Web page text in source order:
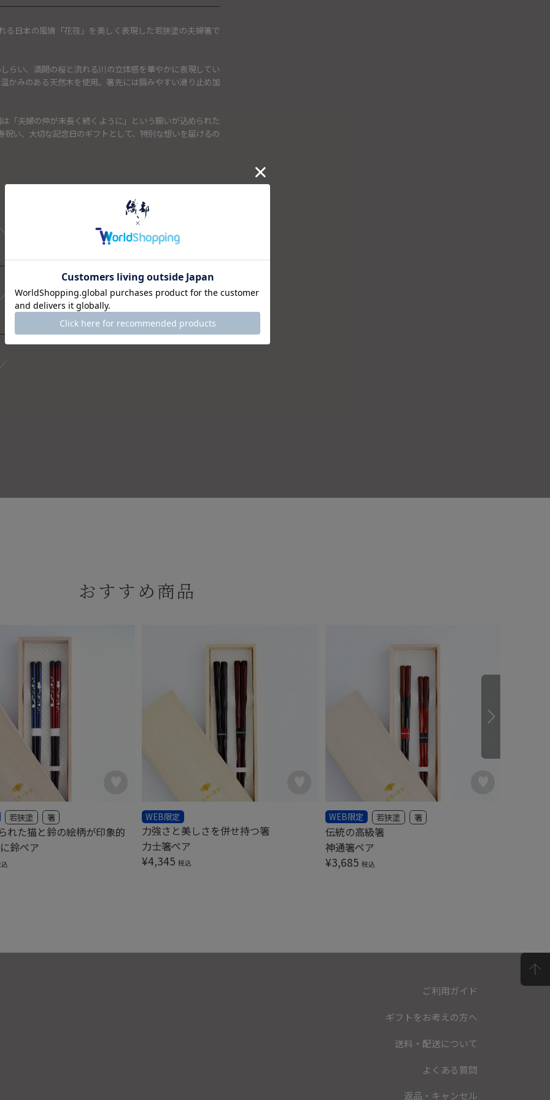
日本の風情「花筏」を美しく表現した若狭塗の夫婦箸で
らい、満開の桜と流れる川の立体感を華やかに表現してい
かみのある天然木を使用。箸先には掴みやすい滑り止め加
「夫婦の仲が末長く続くように」という願いが込められた
い、大切な記念日のギフトとして、特別な想いを届けるの
おすすめ商品
鈴ペア
若狭塗 箸
れた猫と鈴の絵柄が印象的
力士箸ペア
WEB限定
¥4,345 税込
力強さと美しさを併せ持つ箸
神通箸ペア
WEB限定 若狭塗 箸
¥3,685 税込
伝統の高級箸
ご利用ガイド
ギフトをお考えの方へ
送料・配送について
よくある質問
返品・キャンセル